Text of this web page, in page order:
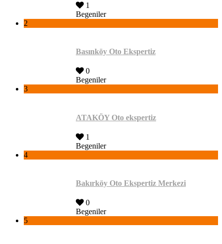
1
Begeniler
2
Basınköy Oto Ekspertiz
0
Begeniler
3
ATAKÖY Oto ekspertiz
1
Begeniler
4
Bakırköy Oto Ekspertiz Merkezi
0
Begeniler
5